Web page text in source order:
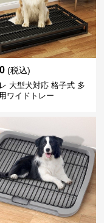
(税込)
大型犬対応 格子式 多
ワイドトレー